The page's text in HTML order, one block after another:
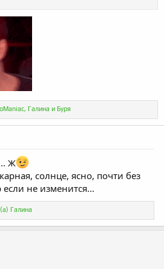
, Галина и Буря
Ж
солнце, ясно, почти без
если не изменится...
Галина